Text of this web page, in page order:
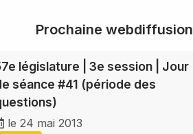
Prochaine webdiffusion
législature | 3e session | Jour
séance #41 (période des
le 24 mai 2013